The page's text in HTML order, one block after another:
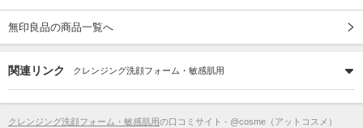
無印良品の商品一覧へ
関連リンク クレンジング洗顔フォーム・敏感肌用
クレンジング洗顔フォーム・敏感肌用の口コミサイト - @cosme（アットコスメ）